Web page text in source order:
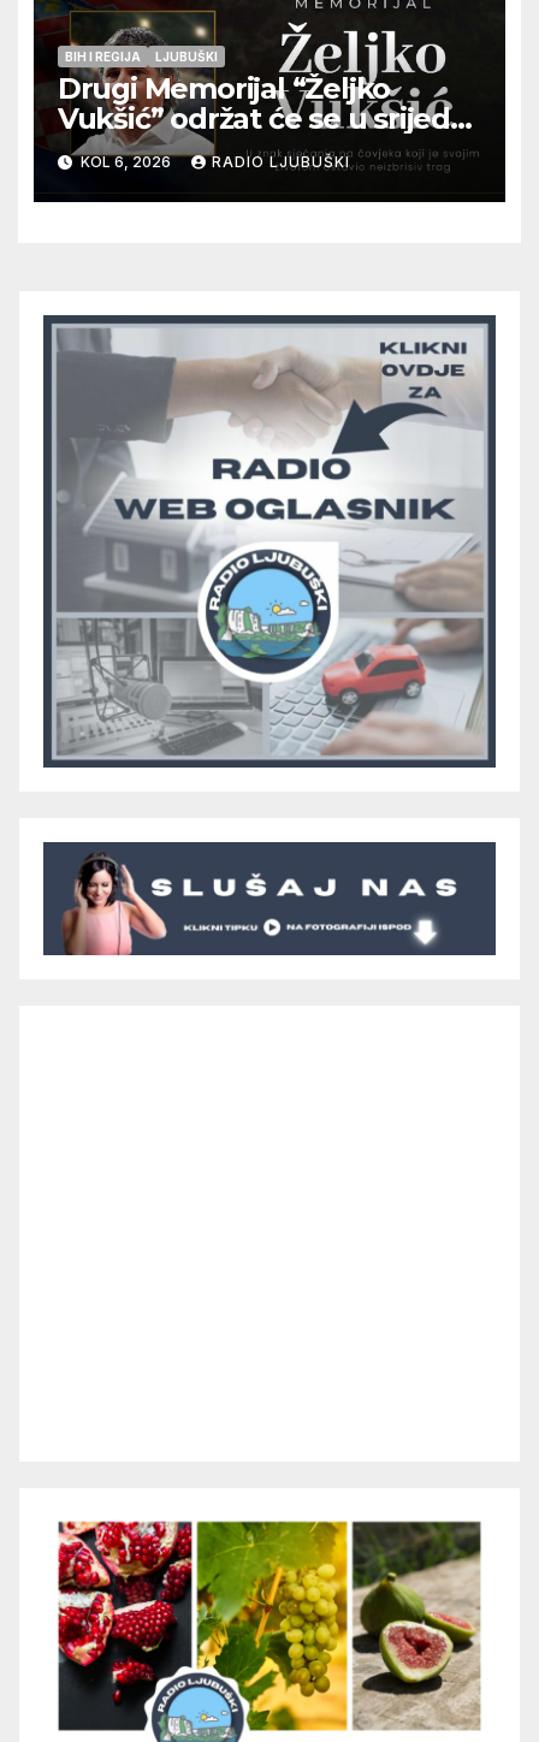
BIH I REGIJA LJUBUŠKI
Drugi Memorijal “Željko
Vukšić” održat će se u srijedu
12. kolovoza u Otoku
KOL 6, 2026 RADIO LJUBUŠKI